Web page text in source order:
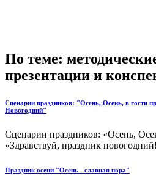
По теме:
презентации и
Сценарии праздников: "Осень, Осень, в гости
Новогодний"
Сценарии праздников: «Осень,
«Здравствуй, праздник
Праздник осени "Осень - славная пора"